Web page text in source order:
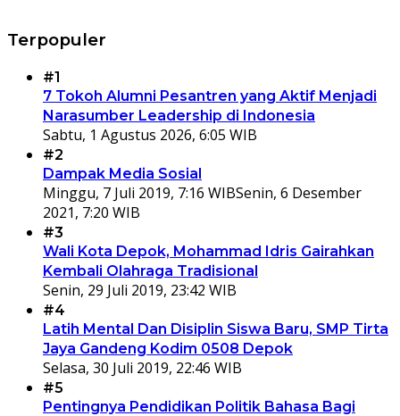
Terpopuler
#1
7 Tokoh Alumni Pesantren yang Aktif Menjadi
Narasumber Leadership di Indonesia
Sabtu, 1 Agustus 2026, 6:05 WIB
#2
Dampak Media Sosial
Minggu, 7 Juli 2019, 7:16 WIBSenin, 6 Desember
2021, 7:20 WIB
#3
Wali Kota Depok, Mohammad Idris Gairahkan
Kembali Olahraga Tradisional
Senin, 29 Juli 2019, 23:42 WIB
#4
Latih Mental Dan Disiplin Siswa Baru, SMP Tirta
Jaya Gandeng Kodim 0508 Depok
Selasa, 30 Juli 2019, 22:46 WIB
#5
Pentingnya Pendidikan Politik Bahasa Bagi